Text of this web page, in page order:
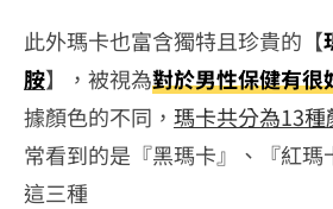
此外瑪卡也富含獨特且珍貴的【
胺】，被視為對於男性保健有很
據顏色的不同， 瑪卡共分為13種
常看到的是『黑瑪卡』、『紅瑪
這三種